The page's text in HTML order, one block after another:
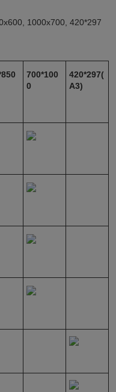
1000х700, 420*297
700*100
0
420*297(
А3)